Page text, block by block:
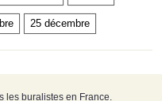
25 décembre
les buralistes en France.